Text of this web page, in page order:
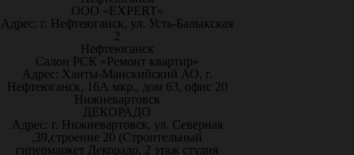
ООО «EXPERT»
Адрес: г. Нефтеюганск, ул. Усть-Балыкская
2
Нефтеюганск
Салон РСК «Ремонт квартир»
Адрес: Ханты-Манскийский АО, г.
Нефтеюганск, 16А мкр., дом 63, офис 20
Нижневартовск
ДЕКОРАДО
Адрес: г. Нижневартовск, ул. Северная
,39,строение 20 (Строительный
гипермаркет Декорадо, 2 этаж студия